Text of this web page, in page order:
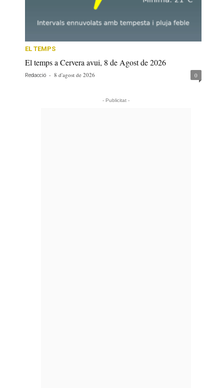
EL TEMPS
El temps a Cervera avui, 8 de Agost de 2026
Redacció - 8 d'agost de 2026 0
- Publicitat -